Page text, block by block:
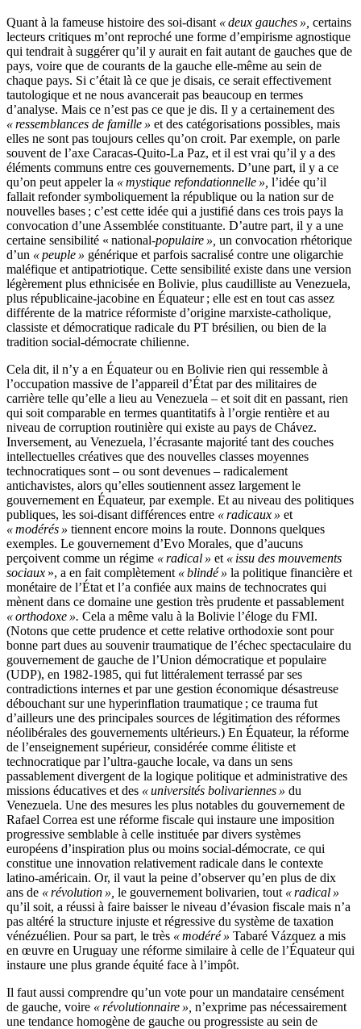
Quant à la fameuse histoire des soi-disant « deux gauches », certains
lecteurs critiques m’ont reproché une forme d’empirisme agnostique
qui tendrait à suggérer qu’il y aurait en fait autant de gauches que de
pays, voire que de courants de la gauche elle-même au sein de
chaque pays. Si c’était là ce que je disais, ce serait effectivement
tautologique et ne nous avancerait pas beaucoup en termes
d’analyse. Mais ce n’est pas ce que je dis. Il y a certainement des
« ressemblances de famille » et des catégorisations possibles, mais
elles ne sont pas toujours celles qu’on croit. Par exemple, on parle
souvent de l’axe Caracas-Quito-La Paz, et il est vrai qu’il y a des
éléments communs entre ces gouvernements. D’une part, il y a ce
qu’on peut appeler la « mystique refondationnelle », l’idée qu’il
fallait refonder symboliquement la république ou la nation sur de
nouvelles bases ; c’est cette idée qui a justifié dans ces trois pays la
convocation d’une Assemblée constituante. D’autre part, il y a une
certaine sensibilité « national-populaire », un convocation rhétorique
d’un « peuple » générique et parfois sacralisé contre une oligarchie
maléfique et antipatriotique. Cette sensibilité existe dans une version
légèrement plus ethnicisée en Bolivie, plus caudilliste au Venezuela,
plus républicaine-jacobine en Équateur ; elle est en tout cas assez
différente de la matrice réformiste d’origine marxiste-catholique,
classiste et démocratique radicale du PT brésilien, ou bien de la
tradition social-démocrate chilienne.
Cela dit, il n’y a en Équateur ou en Bolivie rien qui ressemble à
l’occupation massive de l’appareil d’État par des militaires de
carrière telle qu’elle a lieu au Venezuela – et soit dit en passant, rien
qui soit comparable en termes quantitatifs à l’orgie rentière et au
niveau de corruption routinière qui existe au pays de Chávez.
Inversement, au Venezuela, l’écrasante majorité tant des couches
intellectuelles créatives que des nouvelles classes moyennes
technocratiques sont – ou sont devenues – radicalement
antichavistes, alors qu’elles soutiennent assez largement le
gouvernement en Équateur, par exemple. Et au niveau des politiques
publiques, les soi-disant différences entre « radicaux » et
« modérés » tiennent encore moins la route. Donnons quelques
exemples. Le gouvernement d’Evo Morales, que d’aucuns
perçoivent comme un régime « radical » et « issu des mouvements
sociaux », a en fait complètement « blindé » la politique financière et
monétaire de l’État et l’a confiée aux mains de technocrates qui
mènent dans ce domaine une gestion très prudente et passablement
« orthodoxe ». Cela a même valu à la Bolivie l’éloge du FMI.
(Notons que cette prudence et cette relative orthodoxie sont pour
bonne part dues au souvenir traumatique de l’échec spectaculaire du
gouvernement de gauche de l’Union démocratique et populaire
(UDP), en 1982-1985, qui fut littéralement terrassé par ses
contradictions internes et par une gestion économique désastreuse
débouchant sur une hyperinflation traumatique ; ce trauma fut
d’ailleurs une des principales sources de légitimation des réformes
néolibérales des gouvernements ultérieurs.) En Équateur, la réforme
de l’enseignement supérieur, considérée comme élitiste et
technocratique par l’ultra-gauche locale, va dans un sens
passablement divergent de la logique politique et administrative des
missions éducatives et des « universités bolivariennes » du
Venezuela. Une des mesures les plus notables du gouvernement de
Rafael Correa est une réforme fiscale qui instaure une imposition
progressive semblable à celle instituée par divers systèmes
européens d’inspiration plus ou moins social-démocrate, ce qui
constitue une innovation relativement radicale dans le contexte
latino-américain. Or, il vaut la peine d’observer qu’en plus de dix
ans de « révolution », le gouvernement bolivarien, tout « radical »
qu’il soit, a réussi à faire baisser le niveau d’évasion fiscale mais n’a
pas altéré la structure injuste et régressive du système de taxation
vénézuélien. Pour sa part, le très « modéré » Tabaré Vázquez a mis
en œuvre en Uruguay une réforme similaire à celle de l’Équateur qui
instaure une plus grande équité face à l’impôt.
Il faut aussi comprendre qu’un vote pour un mandataire censément
de gauche, voire « révolutionnaire », n’exprime pas nécessairement
une tendance homogène de gauche ou progressiste au sein de